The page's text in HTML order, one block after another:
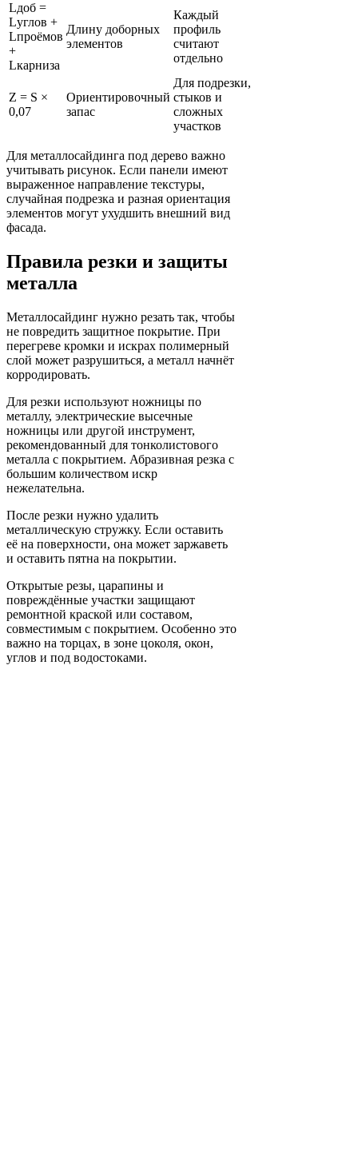
Lдоб =
Lуглов +
Lпроёмов
+
Lкарниза
Длину доборных
элементов
Каждый
профиль
считают
отдельно
Z = S ×
0,07
Ориентировочный
запас
Для подрезки,
стыков и
сложных
участков
Для металлосайдинга под дерево важно
учитывать рисунок. Если панели имеют
выраженное направление текстуры,
случайная подрезка и разная ориентация
элементов могут ухудшить внешний вид
фасада.
Правила резки и защиты
металла
Металлосайдинг нужно резать так, чтобы
не повредить защитное покрытие. При
перегреве кромки и искрах полимерный
слой может разрушиться, а металл начнёт
корродировать.
Для резки используют ножницы по
металлу, электрические высечные
ножницы или другой инструмент,
рекомендованный для тонколистового
металла с покрытием. Абразивная резка с
большим количеством искр
нежелательна.
После резки нужно удалить
металлическую стружку. Если оставить
её на поверхности, она может заржаветь
и оставить пятна на покрытии.
Открытые резы, царапины и
повреждённые участки защищают
ремонтной краской или составом,
совместимым с покрытием. Особенно это
важно на торцах, в зоне цоколя, окон,
углов и под водостоками.